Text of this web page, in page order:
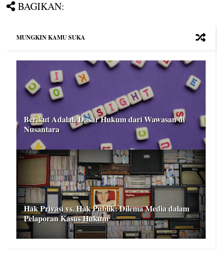
BAGIKAN:
MUNGKIN KAMU SUKA
Berikut Adalah Dasar Hukum dari Wawasan di
Nusantara
Hak Privasi vs. Hak Publik: Dilema Media dalam
Pelaporan Kasus Hukum